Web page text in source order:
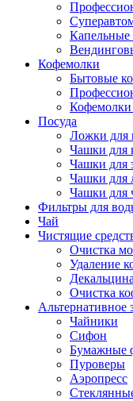
Кофемолки
Бытовые
Кофемолки
Посуда
Ложки для
Чашки для
Чашки для
Чашки для
Чашки для
Фильтры для
Чай
Чистящие
Очистка
Удаление
Очистка
Альтернативное
Чайники
Сифон
Бумажные
Пуроверы
Аэропресс